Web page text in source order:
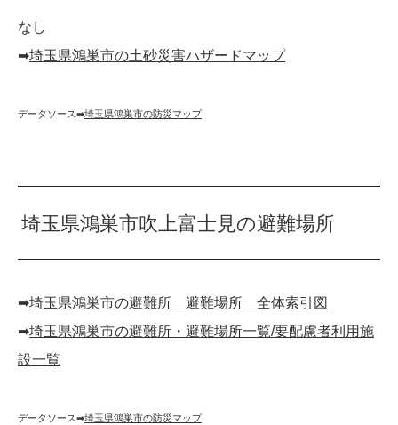
なし
➡︎埼玉県鴻巣市の土砂災害ハザードマップ
データソース➡︎埼玉県鴻巣市の防災マップ
埼玉県鴻巣市吹上富士見の避難場所
➡︎埼玉県鴻巣市の避難所 避難場所 全体索引図
➡︎埼玉県鴻巣市の避難所・避難場所一覧/要配慮者利用施
設一覧
データソース➡︎埼玉県鴻巣市の防災マップ